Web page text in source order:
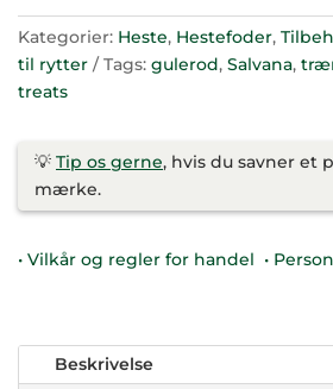
kg
antal
Kategorier: Heste, Hestefoder,
til rytter
Tags: gulerod, Salvana,
treats
💡 Tip os gerne, hvis du savner et
mærke.
• Vilkår og regler for handel •
Beskrivelse